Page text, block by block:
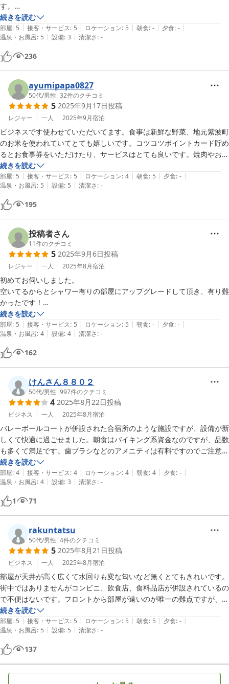
す。
アメニティがほぼ有料なので、歯ブラシ等は持参するのがオススメ。
大浴場が18時からなのは注意点かと思います。
今回は荷物が少なかったのであまり気になりませんでしたが、お部屋ま
では階段移動になるのでキャリーケースがある場合は少し苦労すること
になりそうです…
お部屋はベットが3つもあり、広々使えて快適です。少し歩けばコンビ
ニもあるので利便性は抜群。
またイベントの際には利用させていただきますのでよろしくお願いしま
す。
続きを読む
部屋: 5 | 接客・サービス: 5 | ロケーション: 5 | 朝食: - | 夕食: - |
温泉・お風呂: 5 | 設備: 3 | 清潔さ: -
236
ayumipapa0827
50代/男性 |32件のクチコミ
5 2025年9月17日投稿
レジャー 一人 2025年9月宿泊
ビジネスです使わせていただいてます。食事は新鮮な野菜、地元紫波町
のお米を使われていてとても嬉しいです。コツコツポイントカード貯め
るとお食事券をいただけたり、サービスはとても良いです。焼肉やお寿
司をいただきました。施設内も綺麗でとても満足しています。料金もリ
ーズナブルです
続きを読む
部屋: 5 | 接客・サービス: 5 | ロケーション: 4 | 朝食: 5 | 夕食: - |
温泉・お風呂: 5 | 設備: 5 | 清潔さ: -
195
投稿者さん
11件のクチコミ
5 2025年9月6日投稿
レジャー 一人 2025年8月宿泊
初めてお伺いしました。
空いてるからとシャワー有りの部屋にアップグレードして頂き、有り難
かったです！
廊下や外の声は聞こえましたが、耳栓したら大丈夫でした。
天井も高くお部屋も綺麗でした。
また機会がありましたら泊まりたいです！
続きを読む
部屋: 5 | 接客・サービス: 5 | ロケーション: 5 | 朝食: - | 夕食: - |
温泉・お風呂: 4 | 設備: 4 | 清潔さ: -
162
けんさん８８０２
50代/男性 |997件のクチコミ
4 2025年8月22日投稿
ビジネス 一人 2025年8月宿泊
バレーボールコートが併設された合宿所のような施設ですが、設備が新
しくて快適に過ごせました。朝食はバイキング系資金なのですが、品数
も多くて満足です。歯ブラシなどのアメニティは有料ですのでご注意く
ださい。
続きを読む
部屋: 4 | 接客・サービス: 4 | ロケーション: 4 | 朝食: 4 | 夕食: - |
温泉・お風呂: 4 | 設備: 3 | 清潔さ: -
1 71
rakuntatsu
50代/男性 |4件のクチコミ
5 2025年8月21日投稿
ビジネス 一人 2025年8月宿泊
部屋が天井が高く広くて水回りも変な匂いなど無くとてもきれいです。
街中ではありませんがコンビニ、飲食店、食料品店が併設されているの
で不便はないです。フロントから部屋が遠いのが唯一の難点ですが、そ
れ以外は言う事無しです。車であれば盛岡の街中に泊まるより断然こち
らがいいですね。
続きを読む
部屋: 5 | 接客・サービス: 5 | ロケーション: 5 | 朝食: 5 | 夕食: - |
温泉・お風呂: 5 | 設備: 5 | 清潔さ: -
137